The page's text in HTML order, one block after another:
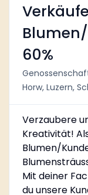
60%
Horw, Luzern,
Verzaubere
Kreativität!
Blumen/
Mit deiner
du unsere